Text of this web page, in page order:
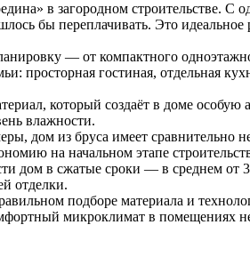
в загородном строительстве. С
бы переплачивать. Это
— от компактного
просторная гостиная, отдельная
который создаёт в доме
влажности.
дом из бруса имеет сравнительно
на начальном этапе
дом в сжатые сроки — в среднем
отделки.
подборе материала и
микроклимат в помещениях